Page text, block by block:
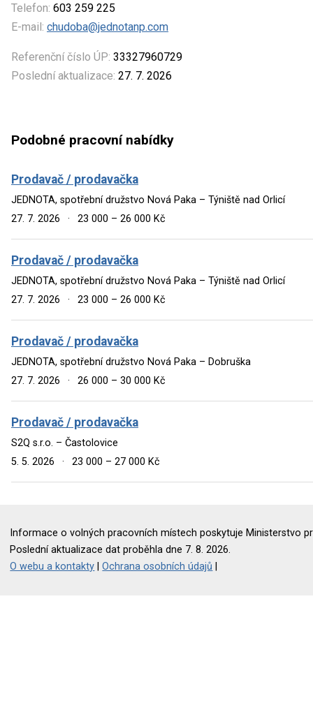
Telefon: 603 259 225
E-mail: chudoba@jednotanp.com
Referenční číslo ÚP: 33327960729
Poslední aktualizace: 27. 7. 2026
Podobné pracovní nabídky
Prodavač / prodavačka
JEDNOTA, spotřební družstvo Nová Paka – Týniště nad Orlicí
27. 7. 2026
· 23 000 – 26 000 Kč
Prodavač / prodavačka
JEDNOTA, spotřební družstvo Nová Paka – Týniště nad Orlicí
27. 7. 2026
· 23 000 – 26 000 Kč
Prodavač / prodavačka
JEDNOTA, spotřební družstvo Nová Paka – Dobruška
27. 7. 2026
· 26 000 – 30 000 Kč
Prodavač / prodavačka
S2Q s.r.o. – Častolovice
5. 5. 2026
· 23 000 – 27 000 Kč
Informace o volných pracovních místech poskytuje Ministerstvo
Poslední aktualizace dat proběhla dne 7. 8. 2026.
O webu a kontakty |Ochrana osobních údajů